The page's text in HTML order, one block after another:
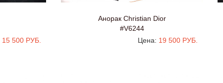
15 500 РУБ.
Анорак Christian Dior
#V6244
Цена: 19 500 РУБ.